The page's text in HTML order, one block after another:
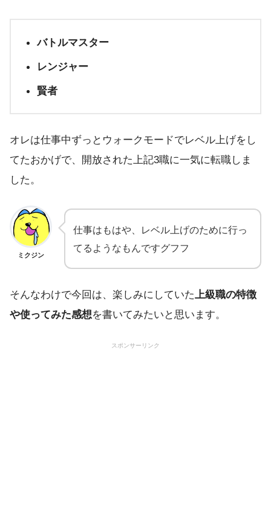
バトルマスター
レンジャー
賢者
オレは仕事中ずっとウォークモードでレベル上げをし
てたおかげで、開放された上記3職に一気に転職しま
した。
ミクジン
仕事はもはや、レベル上げのために行っ
てるようなもんですグフフ
そんなわけで今回は、楽しみにしていた上級職の特徴
や使ってみた感想を書いてみたいと思います。
スポンサーリンク